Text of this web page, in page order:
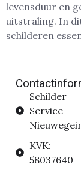
levensduur en
uitstraling. In
schilderen
Schilder
Service
KVK:
58037640